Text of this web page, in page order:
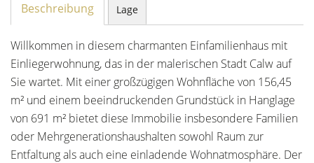
Beschreibung Lage
Willkommen in diesem charmanten Einfamilienhaus mit
Einliegerwohnung, das in der malerischen Stadt Calw auf
Sie wartet. Mit einer großzügigen Wohnfläche von 156,45
m² und einem beeindruckenden Grundstück in Hanglage
von 691 m² bietet diese Immobilie insbesondere Familien
oder Mehrgenerationshaushalten sowohl Raum zur
Entfaltung als auch eine einladende Wohnatmosphäre. Der